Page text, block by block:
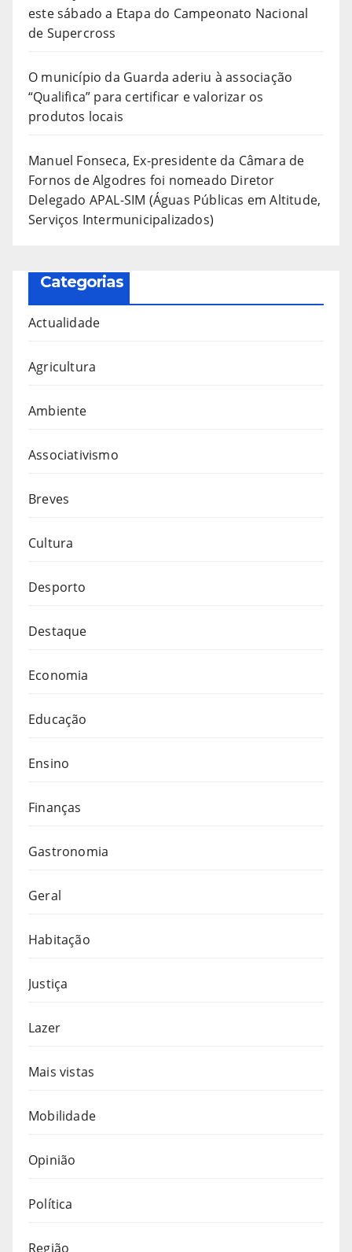
este sábado a Etapa do Campeonato Nacional
de Supercross
O município da Guarda aderiu à associação
“Qualifica” para certificar e valorizar os
produtos locais
Manuel Fonseca, Ex-presidente da Câmara de
Fornos de Algodres foi nomeado Diretor
Delegado APAL-SIM (Águas Públicas em Altitude,
Serviços Intermunicipalizados)
Categorias
Actualidade
Agricultura
Ambiente
Associativismo
Breves
Cultura
Desporto
Destaque
Economia
Educação
Ensino
Finanças
Gastronomia
Geral
Habitação
Justiça
Lazer
Mais vistas
Mobilidade
Opinião
Política
Região